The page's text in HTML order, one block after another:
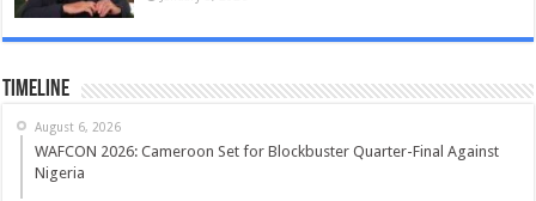
Timeline
August 6, 2026
WAFCON 2026: Cameroon Set for Blockbuster Quarter-Final Against
Nigeria